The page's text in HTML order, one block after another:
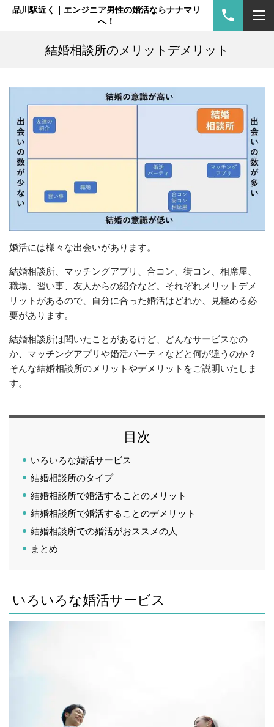
品川駅近く｜エンジニア男性の婚活ならナナマリ
へ！
結婚相談所のメリットデメリット
婚活には様々な出会いがあります。
結婚相談所、マッチングアプリ、合コン、街コン、相席屋、
職場、習い事、友人からの紹介など。それぞれメリットデメ
リットがあるので、自分に合った婚活はどれか、見極める必
要があります。
結婚相談所は聞いたことがあるけど、どんなサービスなの
か、マッチングアプリや婚活パーティなどと何が違うのか？
そんな結婚相談所のメリットやデメリットをご説明いたしま
す。
目次
いろいろな婚活サービス
結婚相談所のタイプ
結婚相談所で婚活することのメリット
結婚相談所で婚活することのデメリット
結婚相談所での婚活がおススメの人
まとめ
いろいろな婚活サービス